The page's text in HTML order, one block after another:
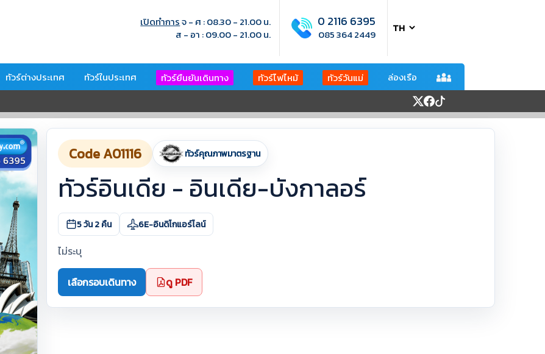
เปิดทำการจ - ศ : 08.30 - 21.00 น.
ส - อา : 09.00 - 21.00 น.
0 2116 6395
085 364 2449
ทัวร์ต่างประเทศ ทัวร์ในประเทศ ทัวร์ยืนยันเดินทาง ทัวร์ไฟไหม้ ทัวร์วันแม่ ล่องเรือ
Code A01116 ทัวร์คุณภาพมาตรฐาน
ทัวร์อินเดีย - อินเดีย-บังกาลอร์
5 วัน 2 คืน 6E-อินดิโกแอร์ไลน์
ไม่ระบุ
เลือกรอบเดินทาง ดู PDF